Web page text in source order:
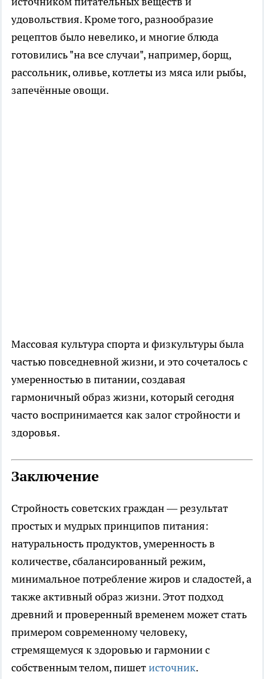
удовольствия. Кроме того, разнообразие
рецептов было невелико, и многие блюда
готовились "на все случаи", например, борщ,
рассольник, оливье, котлеты из мяса или рыбы,
запечённые овощи.
Массовая культура спорта и физкультуры была
частью повседневной жизни, и это сочеталось с
умеренностью в питании, создавая
гармоничный образ жизни, который сегодня
часто воспринимается как залог стройности и
здоровья.
Заключение
Стройность советских граждан — результат
простых и мудрых принципов питания:
натуральность продуктов, умеренность в
количестве, сбалансированный режим,
минимальное потребление жиров и сладостей, а
также активный образ жизни. Этот подход
древний и проверенный временем может стать
примером современному человеку,
стремящемуся к здоровью и гармонии с
собственным телом, пишетисточник.